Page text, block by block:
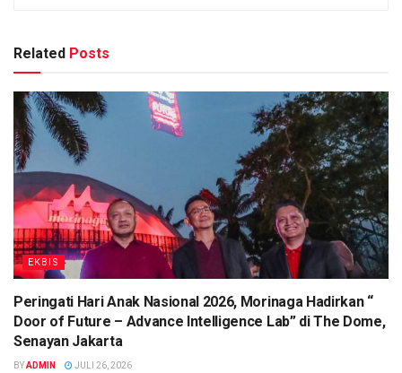
Related Posts
EKBIS
Peringati Hari Anak Nasional 2026, Morinaga Hadirkan “
Door of Future – Advance Intelligence Lab” di The Dome,
Senayan Jakarta
BYADMIN JULI 26, 2026